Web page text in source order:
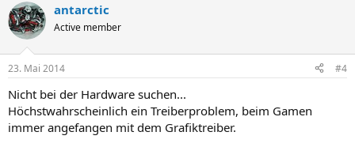
antarctic
Active member
23. Mai 2014 #4
Nicht bei der Hardware suchen...
Höchstwahrscheinlich ein Treiberproblem, beim Gamen
immer angefangen mit dem Grafiktreiber.